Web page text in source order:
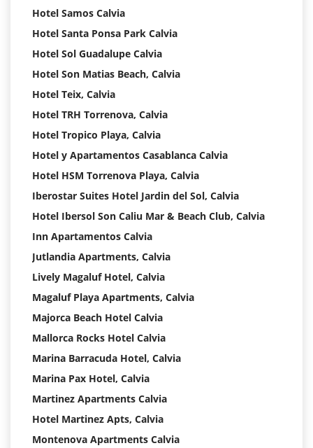
Hotel Samos Calvia
Hotel Santa Ponsa Park Calvia
Hotel Sol Guadalupe Calvia
Hotel Son Matias Beach, Calvia
Hotel Teix, Calvia
Hotel TRH Torrenova, Calvia
Hotel Tropico Playa, Calvia
Hotel y Apartamentos Casablanca Calvia
Hotel HSM Torrenova Playa, Calvia
Iberostar Suites Hotel Jardin del Sol, Calvia
Hotel Ibersol Son Caliu Mar & Beach Club, Calvia
Inn Apartamentos Calvia
Jutlandia Apartments, Calvia
Lively Magaluf Hotel, Calvia
Magaluf Playa Apartments, Calvia
Majorca Beach Hotel Calvia
Mallorca Rocks Hotel Calvia
Marina Barracuda Hotel, Calvia
Marina Pax Hotel, Calvia
Martinez Apartments Calvia
Hotel Martinez Apts, Calvia
Montenova Apartments Calvia